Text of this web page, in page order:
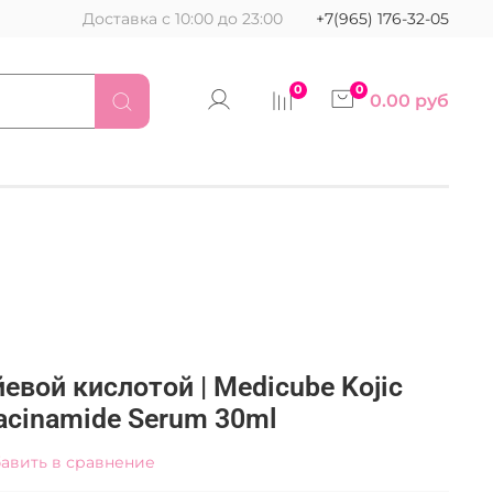
Доставка с 10:00 до 23:00 +7(965) 176-32-05
0 0 0.00 руб
кислотой | Medicube Kojic
Serum 30ml
в сравнение